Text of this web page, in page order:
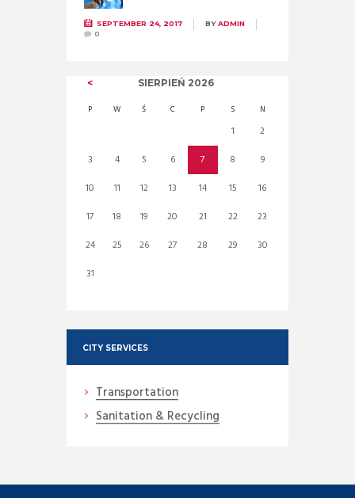
SEPTEMBER 24, 2017 BYADMIN
0
SIERPIEŃ 2026
P W Ś C P S N
1
2
3
4 5 6 7 8
9
10
11 12 13 14 15
16
17
18 19 20 21 22
23
24
25 26 27 28 29
30
31
CITY SERVICES
Transportation
Sanitation & Recycling